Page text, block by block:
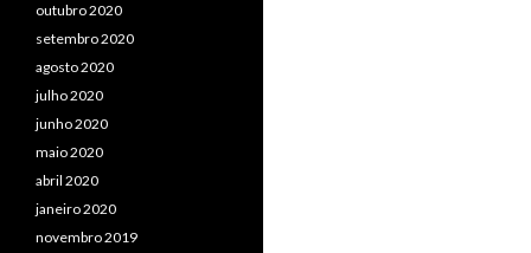
outubro 2020
setembro 2020
agosto 2020
julho 2020
junho 2020
maio 2020
abril 2020
janeiro 2020
novembro 2019